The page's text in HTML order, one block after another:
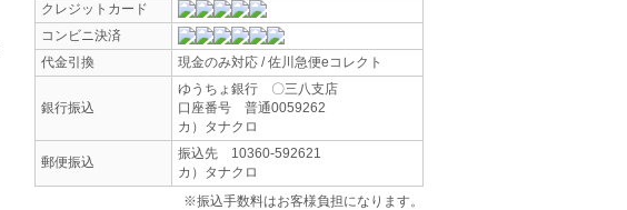
クレジットカード
コンビニ決済
代金引換
現金のみ対応 / 佐川急便eコレクト
銀行振込
ゆうちょ銀行 〇三八支店
口座番号 普通0059262
カ）タナクロ
郵便振込
振込先 10360-592621
カ）タナクロ
※振込手数料はお客様負担になります。